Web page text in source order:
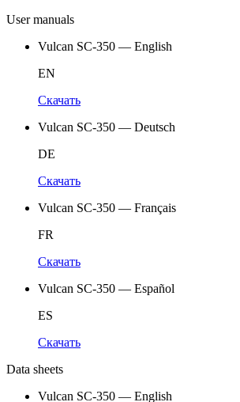
User manuals
Vulcan SC-350 — English
EN
Скачать
Vulcan SC-350 — Deutsch
DE
Скачать
Vulcan SC-350 — Français
FR
Скачать
Vulcan SC-350 — Español
ES
Скачать
Data sheets
Vulcan SC-350 — English